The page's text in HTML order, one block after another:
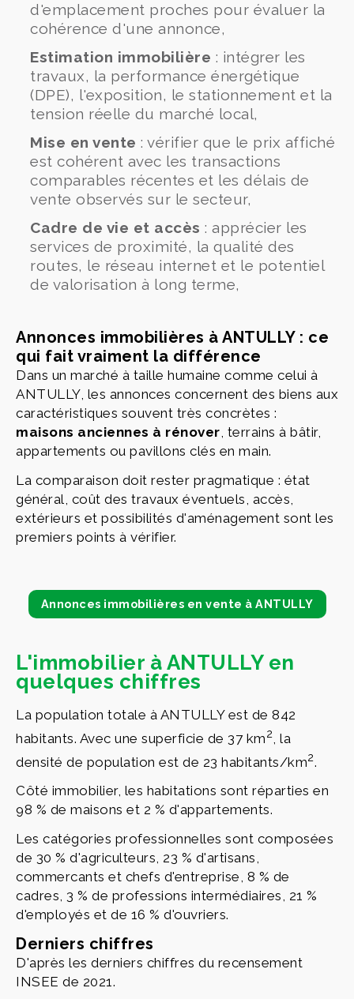
d'emplacement proches pour évaluer la
cohérence d'une annonce,
Estimation immobilière : intégrer les
travaux, la performance énergétique
(DPE), l'exposition, le stationnement et la
tension réelle du marché local,
Mise en vente : vérifier que le prix affiché
est cohérent avec les transactions
comparables récentes et les délais de
vente observés sur le secteur,
Cadre de vie et accès : apprécier les
services de proximité, la qualité des
routes, le réseau internet et le potentiel
de valorisation à long terme,
Annonces immobilières à ANTULLY : ce
qui fait vraiment la différence
Dans un marché à taille humaine comme celui à
ANTULLY, les annonces concernent des biens aux
caractéristiques souvent très concrètes :
maisons anciennes à rénover, terrains à bâtir,
appartements ou pavillons clés en main.
La comparaison doit rester pragmatique : état
général, coût des travaux éventuels, accès,
extérieurs et possibilités d'aménagement sont les
premiers points à vérifier.
Annonces immobilières en vente à ANTULLY
L'immobilier à ANTULLY en
quelques chiffres
La population totale à ANTULLY est de 842
habitants. Avec une superficie de 37 km2
, la
densité de population est de 23 habitants/km2.
Côté immobilier, les habitations sont réparties en
98 % de maisons et 2 % d'appartements.
Les catégories professionnelles sont composées
de 30 % d'agriculteurs, 23 % d'artisans,
commercants et chefs d'entreprise, 8 % de
cadres, 3 % de professions intermédiaires, 21 %
d'employés et de 16 % d'ouvriers.
Derniers chiffres
D'après les derniers chiffres du recensement
INSEE de 2021.